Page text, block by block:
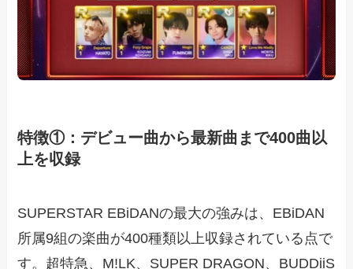
特徴①：デビュー曲から最新曲まで400曲以
上を収録
SUPERSTAR EBiDANの最大の強みは、EBiDAN
所属9組の楽曲が400種類以上収録されている点で
す。超特急、M!LK、SUPER DRAGON、BUDDiiS